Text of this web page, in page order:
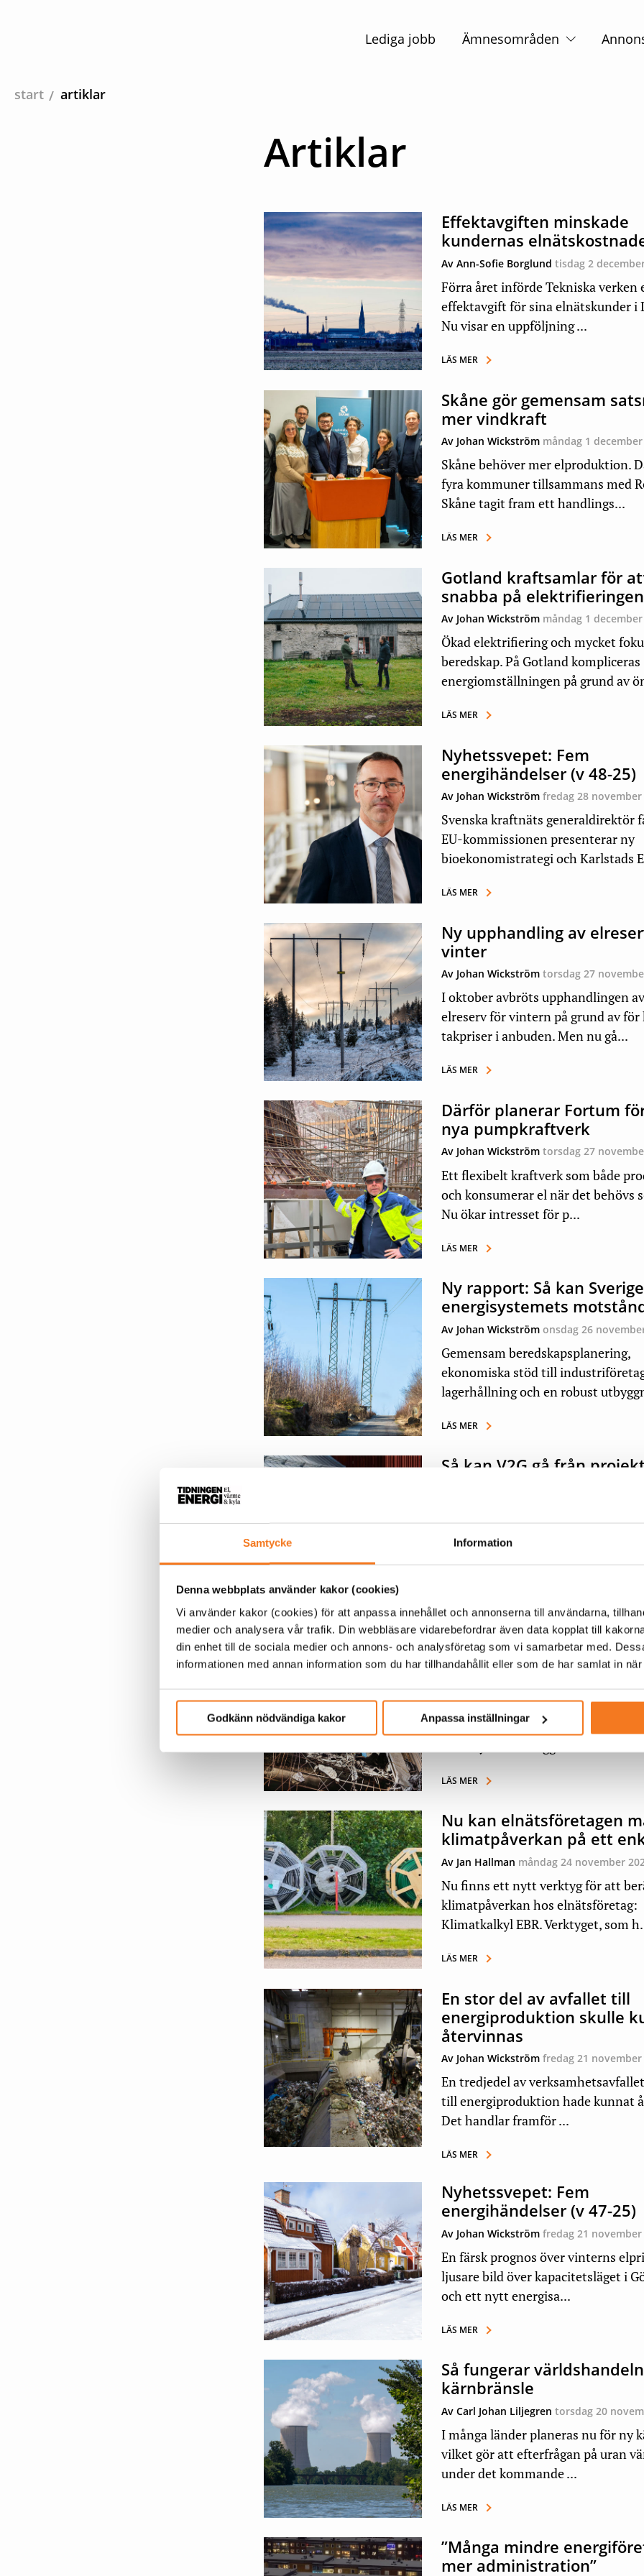
Samtycke Information
Denna webbplats använder kakor (cookies)
Vi använder kakor (cookies) för att anpassa innehållet och annonserna till användarna,
medier och analysera vår trafik. Din webbläsare vidarebefordrar även data kopplat till
din enhet till de sociala medier och annons- och analysföretag som vi samarbetar med.
informationen med annan information som du har tillhandahållit eller som de har samlat in
Godkänn nödvändiga kakor Anpassa inställningar
Huvudnavigation
Lediga jobb Ämnesområden
start artiklar
Artiklar
Effektavgiften minskade
kundernas
Av Ann-Sofie Borglundtisdag 2
Förra året införde Tekniska verken
effektavgift för sina elnätskunder i
Nu visar en uppföljning ...
LÄS MER
Skåne gör gemensam
mer vindkraft
Av Johan Wickström måndag 1 december
Skåne behöver mer elproduktion.
fyra kommuner tillsammans med
Skåne tagit fram ett handlings...
LÄS MER
Gotland kraftsamlar för
snabba på elektrifieringen
Av Johan Wickström måndag 1 december
Ökad elektrifiering och mycket
beredskap. På Gotland kompliceras
energiomställningen på grund av
LÄS MER
Nyhetssvepet: Fem
energihändelser (v 48-25)
Av Johan Wickströmfredag 28 november
Svenska kraftnäts generaldirektör
EU-kommissionen presenterar ny
bioekonomistrategi och Karlstads
LÄS MER
Ny upphandling av
vinter
Av Johan Wickströmtorsdag 27
I oktober avbröts upphandlingen
elreserv för vintern på grund av för
takpriser i anbuden. Men nu gå...
LÄS MER
Därför planerar Fortum
nya pumpkraftverk
Av Johan Wickströmtorsdag 27
Ett flexibelt kraftverk som både
och konsumerar el när det behövs
Nu ökar intresset för p...
LÄS MER
Ny rapport: Så kan
energisystemets
Av Johan Wickströmonsdag 26
Gemensam beredskapsplanering,
ekonomiska stöd till
lagerhållning och en robust
LÄS MER
Så kan V2G gå från
flexibilitet i elsystemet, men ännu
standarder, affärsmodel...
Ständig kamp för värmen
Ukraina
Kraftvärmeverket i den ukrainska
Mykolajiv har befunnit sig nära
LÄS MER
Nu kan elnätsföretagen
klimatpåverkan på ett
Av Jan Hallman måndag 24 november
Nu finns ett nytt verktyg för att
klimatpåverkan hos elnätsföretag:
Klimatkalkyl EBR. Verktyget, som
LÄS MER
En stor del av avfallet till
energiproduktion skulle
återvinnas
Av Johan Wickströmfredag 21 november
En tredjedel av
till energiproduktion hade kunnat
Det handlar framför ...
LÄS MER
Nyhetssvepet: Fem
energihändelser (v 47-25)
Av Johan Wickströmfredag 21 november
En färsk prognos över vinterns
ljusare bild över kapacitetsläget i
och ett nytt energisa...
LÄS MER
Så fungerar
kärnbränsle
Av Carl Johan Liljegrentorsdag 20
I många länder planeras nu för ny
vilket gör att efterfrågan på uran
under det kommande ...
LÄS MER
”Många mindre
mer administration”